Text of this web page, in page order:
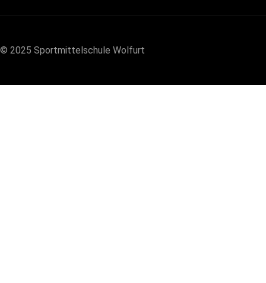
© 2025 Sportmittelschule Wolfurt